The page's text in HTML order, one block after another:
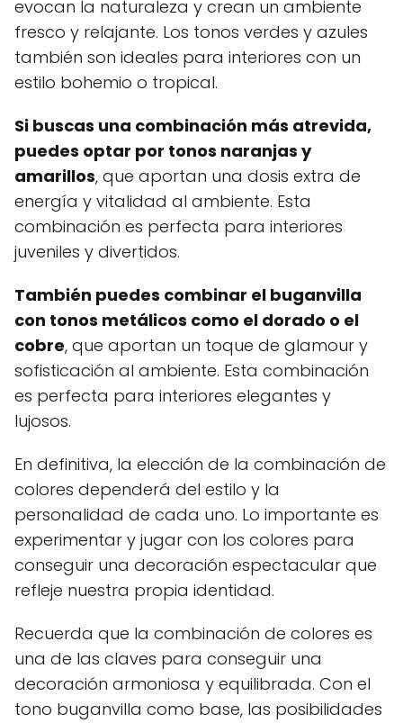
evocan la naturaleza y crean un ambiente
fresco y relajante. Los tonos verdes y azules
también son ideales para interiores con un
estilo bohemio o tropical.
Si buscas una combinación más atrevida,
puedes optar por tonos naranjas y
amarillos, que aportan una dosis extra de
energía y vitalidad al ambiente. Esta
combinación es perfecta para interiores
juveniles y divertidos.
También puedes combinar el buganvilla
con tonos metálicos como el dorado o el
cobre, que aportan un toque de glamour y
sofisticación al ambiente. Esta combinación
es perfecta para interiores elegantes y
lujosos.
En definitiva, la elección de la combinación de
colores dependerá del estilo y la
personalidad de cada uno. Lo importante es
experimentar y jugar con los colores para
conseguir una decoración espectacular que
refleje nuestra propia identidad.
Recuerda que la combinación de colores es
una de las claves para conseguir una
decoración armoniosa y equilibrada. Con el
tono buganvilla como base, las posibilidades